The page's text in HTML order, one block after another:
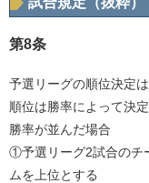
第8条
予選リーグの順位決定
順位は勝率によって決
勝率が並んだ場合
①予選リーグ2試合のチ
ムを上位とする